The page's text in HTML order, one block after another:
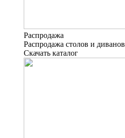
Распродажа
Распродажа столов и диванов
Скачать каталог